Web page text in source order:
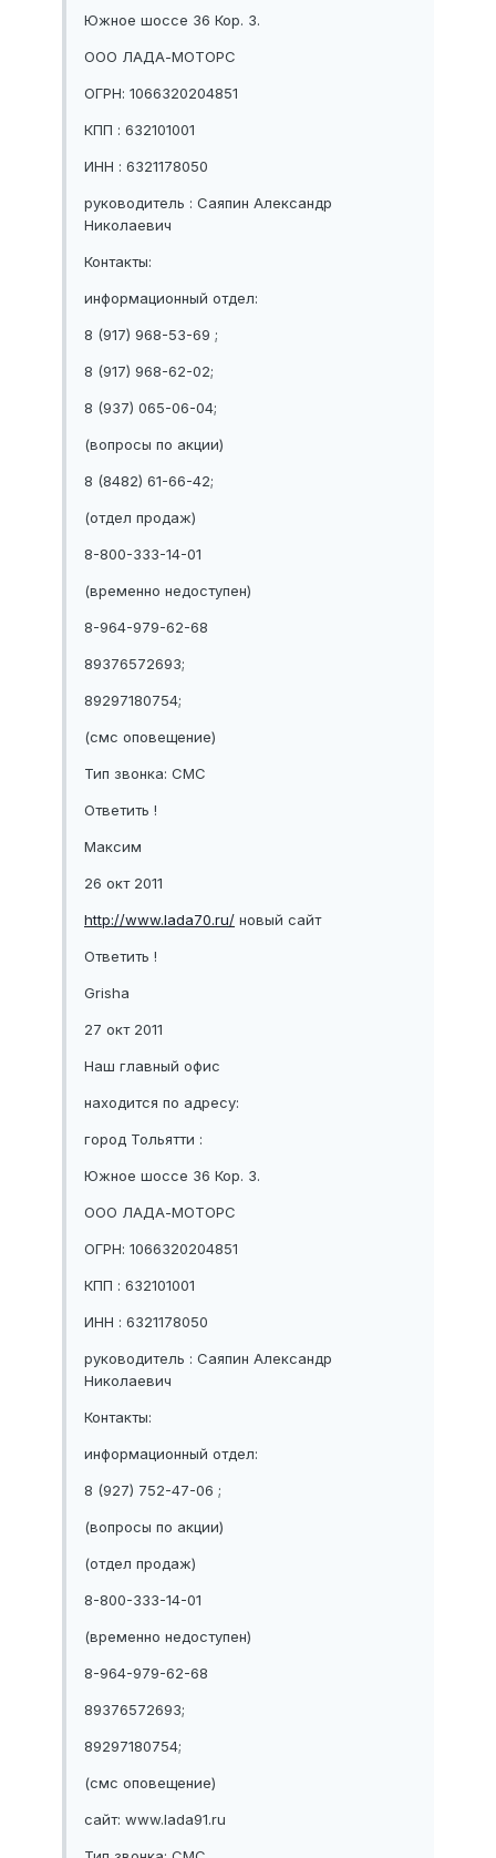
Южное шоссе 36 Кор. 3.
ООО ЛАДА-МОТОРС
ОГРН: 1066320204851
КПП : 632101001
ИНН : 6321178050
руководитель : Саяпин Александр
Николаевич
Контакты:
информационный отдел:
8 (917) 968-53-69 ;
8 (917) 968-62-02;
8 (937) 065-06-04;
(вопросы по акции)
8 (8482) 61-66-42;
(отдел продаж)
8-800-333-14-01
(временно недоступен)
8-964-979-62-68
89376572693;
89297180754;
(смс оповещение)
Тип звонка: СМС
Ответить !
Максим
26 окт 2011
http://www.lada70.ru/ новый сайт
Ответить !
Grisha
27 окт 2011
Наш главный офис
находится по адресу:
город Тольятти :
Южное шоссе 36 Кор. 3.
ООО ЛАДА-МОТОРС
ОГРН: 1066320204851
КПП : 632101001
ИНН : 6321178050
руководитель : Саяпин Александр
Николаевич
Контакты:
информационный отдел:
8 (927) 752-47-06 ;
(вопросы по акции)
(отдел продаж)
8-800-333-14-01
(временно недоступен)
8-964-979-62-68
89376572693;
89297180754;
(смс оповещение)
сайт: www.lada91.ru